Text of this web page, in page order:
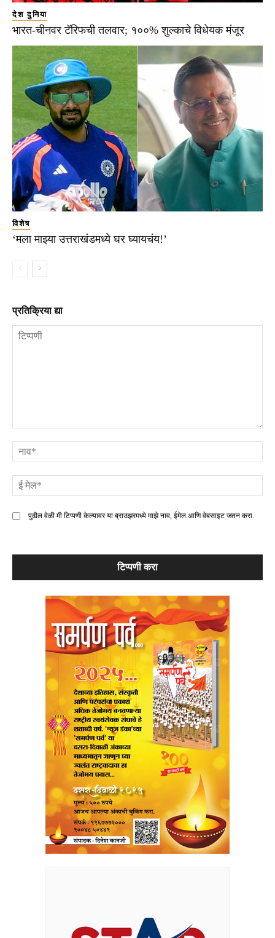
देश दुनिया
भारत-चीनवर टॅरिफची तलवार; १००% शुल्काचे विधेयक मंजूर
विशेष
‘मला माझ्या उत्तराखंडमध्ये घर घ्यायचंय!’
प्रतिक्रिया द्या
पुढील वेळी मी टिप्पणी केल्यावर या ब्राउझरमध्ये माझे नाव, ईमेल आणि वेबसाइट जतन करा.